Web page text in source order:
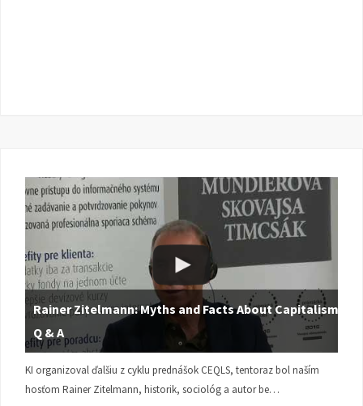
Rainer Zitelmann: Myths and Facts About Capitalism |
Q & A
KI organizoval ďalšiu z cyklu prednášok CEQLS, tentoraz bol naším
hosťom Rainer Zitelmann, historik, sociológ a autor be…